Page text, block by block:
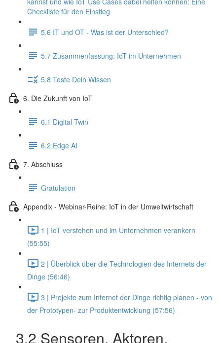
Checkliste für den Einstieg
5.6 IT und OT - Was ist der Unterschied?
5.7 Zusammenfassung: IoT im Unternehmen
5.8 Teste Dein Wissen
6. Die Zukunft von IoT
6.1 Digital Twin
6.2 Edge AI
7. Abschluss
Gratulation
Appendix - Webinar-Reihe: IoT in der Umweltwirtschaft
1 | IoT verstehen und im Unternehmen verankern
(55:55)
2 | Überblick über die Technologien des Internets der
Dinge (56:46)
3 | Projekte zum Internet der Dinge richtig planen - von
der Prototypen- zur Produktentwicklung (57:56)
3.2 Sensoren, Aktoren,